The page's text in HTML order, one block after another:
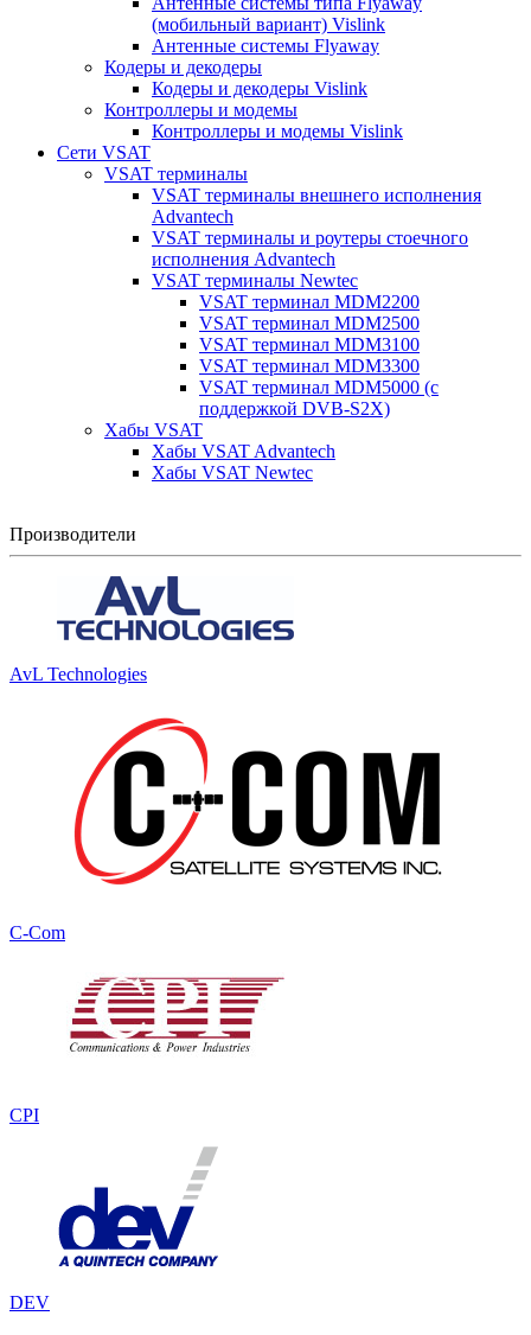
(мобильный вариант) Vislink
Антенные системы Flyaway
Кодеры и декодеры
Кодеры и декодеры Vislink
Контроллеры и модемы
Контроллеры и модемы Vislink
Сети VSAT
VSAT терминалы
VSAT терминалы внешнего исполнения
Advantech
VSAT терминалы и роутеры стоечного
исполнения Advantech
VSAT терминалы Newtec
VSAT терминал MDM2200
VSAT терминал MDM2500
VSAT терминал MDM3100
VSAT терминал MDM3300
VSAT терминал MDM5000 (с
поддержкой DVB-S2X)
Хабы VSAT
Хабы VSAT Advantech
Хабы VSAT Newtec
Производители
AvL Technologies
C-Com
CPI
DEV